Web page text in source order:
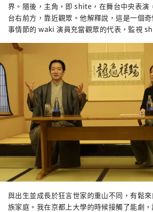
界。隨後，主角，即 shite，在舞台中央表演
台右前方，靠近觀眾。他解釋說，這是一個
事情節的 waki 演員充當觀眾的代表，監視
與出生並成長於狂言世家的重山不同，有鬆
族家庭。我在京都上大學的時候接觸了能劇